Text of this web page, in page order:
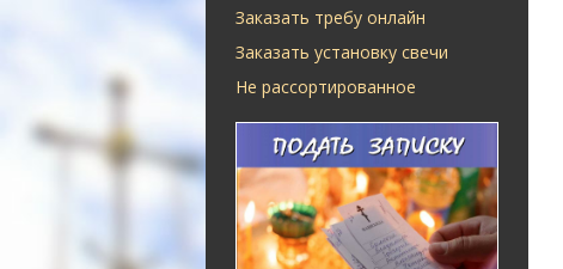
Заказать требу онлайн
Заказать установку свечи
Не рассортированное